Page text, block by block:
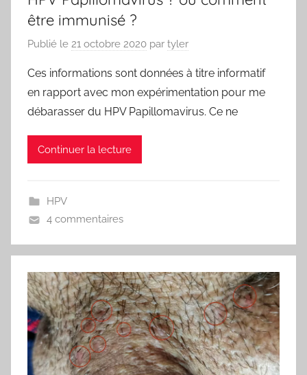
être immunisé ?
Publié le 21 octobre 2020 par tyler
Ces informations sont données à titre informatif
en rapport avec mon expérimentation pour me
débarasser du HPV Papillomavirus. Ce ne
Continuer la lecture
HPV
4 commentaires